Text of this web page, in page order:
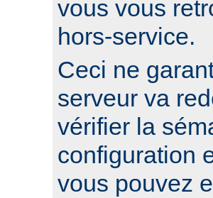
vous vous
hors-service.
Ceci ne
serveur va
vérifier la
configuration
vous pouvez